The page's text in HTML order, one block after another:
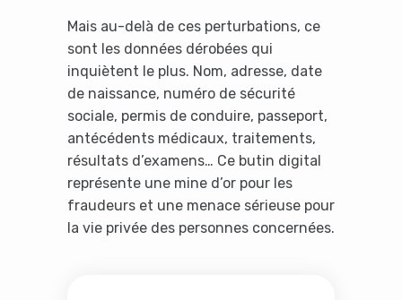
Mais au-delà de ces perturbations, ce
sont les données dérobées qui
inquiètent le plus. Nom, adresse, date
de naissance, numéro de sécurité
sociale, permis de conduire, passeport,
antécédents médicaux, traitements,
résultats d’examens… Ce butin digital
représente une mine d’or pour les
fraudeurs et une menace sérieuse pour
la vie privée des personnes concernées.